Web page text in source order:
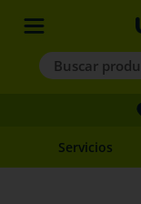
Buscar
Términos más
2.
hills
Servicios